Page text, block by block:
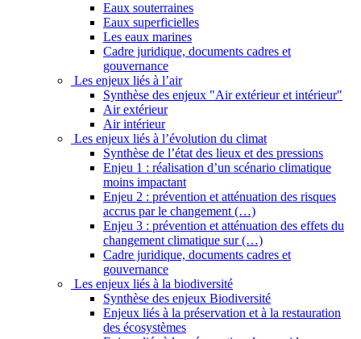
Eaux souterraines
Eaux superficielles
Les eaux marines
Cadre juridique, documents cadres et
gouvernance
Les enjeux liés à l’air
Synthèse des enjeux "Air extérieur et intérieur"
Air extérieur
Air intérieur
Les enjeux liés à l’évolution du climat
Synthèse de l’état des lieux et des pressions
Enjeu 1 : réalisation d’un scénario climatique
moins impactant
Enjeu 2 : prévention et atténuation des risques
accrus par le changement (…)
Enjeu 3 : prévention et atténuation des effets du
changement climatique sur (…)
Cadre juridique, documents cadres et
gouvernance
Les enjeux liés à la biodiversité
Synthèse des enjeux Biodiversité
Enjeux liés à la préservation et à la restauration
des écosystèmes